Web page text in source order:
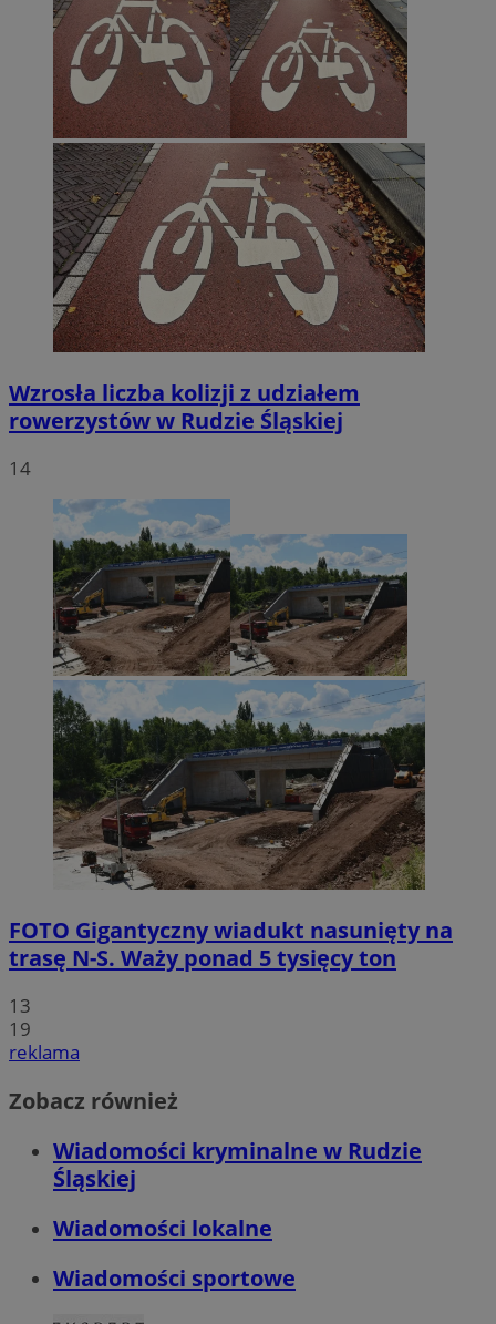
Wzrosła liczba kolizji z udziałem
rowerzystów w Rudzie Śląskiej
14
FOTO Gigantyczny wiadukt nasunięty na
trasę N-S. Waży ponad 5 tysięcy ton
13
19
reklama
Zobacz również
Wiadomości kryminalne w Rudzie
Śląskiej
Wiadomości lokalne
Wiadomości sportowe